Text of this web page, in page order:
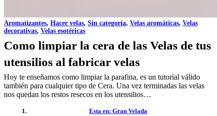
Aromatizantes, Hacer velas, Sin categoría, Velas aromáticas, Velas
decorativas, Velas esotéricas
Como limpiar la cera de las Velas de tus
utensilios al fabricar velas
Hoy te enseñamos como limpiar la parafina, es un tutorial válido
también para cualquier tipo de Cera. Una vez terminadas las velas
nos quedan los restos resecos en los utensilios…
Esta en: Gran Velada